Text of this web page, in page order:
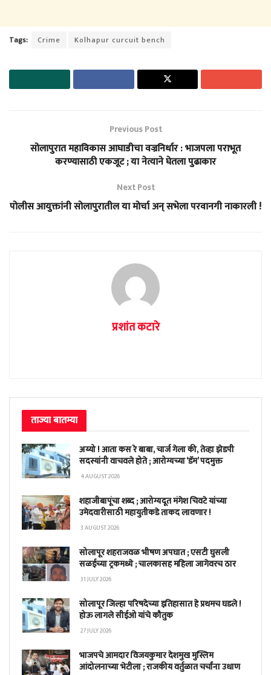
Tags: Crime Kolhapur curcuit bench
Previous Post
सोलापुरात महाविकास आघाडीचा वज्रनिर्धार : भाजपला पराभूत
करण्यासाठी एकजूट ; या नेत्याने घेतला पुढाकार
Next Post
पोलीस आयुक्तांनी सोलापुरातील या मोर्चा अन् सभेला परवानगी नाकारली !
प्रशांत कटारे
ताज्या बातम्या
अय्यो ! आता कस रे बाबा, चार्ज गेला की, तेव्हा झेडपी
सदस्यांनी वाचवले होते ; आरोग्यच्या ‘डॅम’ पदमुक्त
4 AUGUST 2026
शहाजीबापूंचा शब्द ; आरोग्यदूत मंगेश चिवटे यांच्या
उमेदवारीसाठी महायुतीकडे ताकद लावणार !
3 AUGUST 2026
सोलापूर शहराजवळ भीषण अपघात ; एसटी घुसली
सळईच्या ट्रकमध्ये ; चालकासह महिला जागेवरच ठार
31 JULY 2026
सोलापूर जिल्हा परिषदेच्या इतिहासात हे प्रथमच घडले !
होऊ लागले सीईओ यांचे कौतुक
27 JULY 2026
भाजपचे आमदार विजयकुमार देशमुख मुस्लिम
आंदोलनाच्या भेटीला ; राजकीय वर्तुळात चर्चांना उधाण